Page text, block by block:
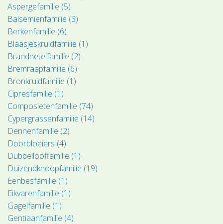
Aspergefamilie (5)
Balsemienfamilie (3)
Berkenfamilie (6)
Blaasjeskruidfamilie (1)
Brandnetelfamilie (2)
Bremraapfamilie (6)
Bronkruidfamilie (1)
Cipresfamilie (1)
Composietenfamilie (74)
Cypergrassenfamilie (14)
Dennenfamilie (2)
Doorbloeiers (4)
Dubbellooffamilie (1)
Duizendknoopfamilie (19)
Eenbesfamilie (1)
Eikvarenfamilie (1)
Gagelfamilie (1)
Gentiaanfamilie (4)